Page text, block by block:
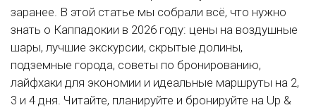
заранее. В этой статье мы собрали всё, что нужно
знать о Каппадокии в 2026 году: цены на воздушные
шары, лучшие экскурсии, скрытые долины,
подземные города, советы по бронированию,
лайфхаки для экономии и идеальные маршруты на 2,
3 и 4 дня. Читайте, планируйте и бронируйте на Up &